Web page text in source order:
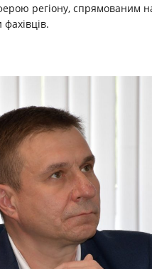
регіону, спрямованим